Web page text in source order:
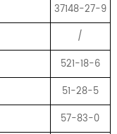
37148-27-9
/
521-18-6
51-28-5
57-83-0